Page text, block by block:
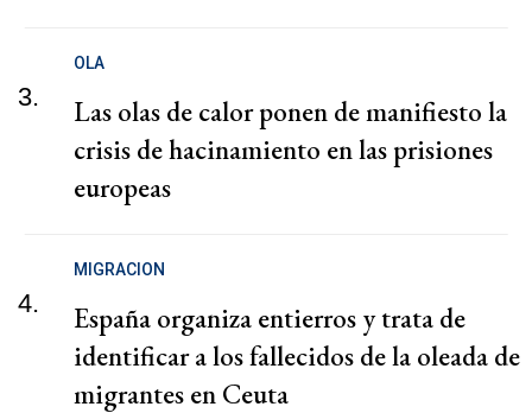
3.
OLA
Las olas de calor ponen de manifiesto la
crisis de hacinamiento en las prisiones
europeas
4.
MIGRACION
España organiza entierros y trata de
identificar a los fallecidos de la oleada de
migrantes en Ceuta